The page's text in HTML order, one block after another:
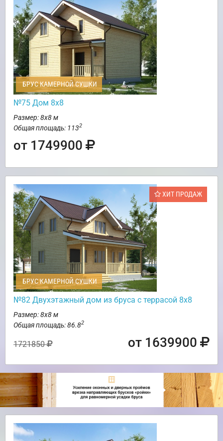
БРУС КАМЕРНОЙ СУШКИ
№75 Дом 8х8
Размер: 8х8 м
Общая площадь: 1132
от 1749900
ХИТ ПРОДАЖ
БРУС КАМЕРНОЙ СУШКИ
№82 Двухэтажный дом из бруса с террасой 8х8
Размер: 8х8 м
Общая площадь: 86.82
1721850 от 1639900